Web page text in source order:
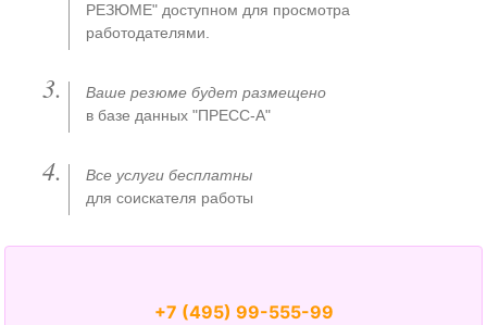
РЕЗЮМЕ" доступном для просмотра
работодателями.
Ваше резюме будет размещено
в базе данных "ПРЕСС-А"
Все услуги бесплатны
для соискателя работы
+7 (495) 99-555-99